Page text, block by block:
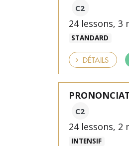
C2
24 lessons, 3
STANDARD
DÉTAILS
C2
24 lessons, 2
INTENSIF